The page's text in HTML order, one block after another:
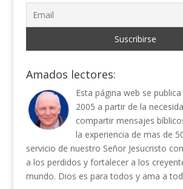
Amados lectores:
Esta página web se
2005 a partir de la
compartir mensajes
la experiencia de mas de
servicio de nuestro Señor Jesucristo
a los perdidos y fortalecer a los
mundo. Dios es para todos y ama a